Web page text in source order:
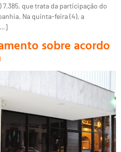
que trata da participação do
Na quinta-feira (4), a
sobre acordo